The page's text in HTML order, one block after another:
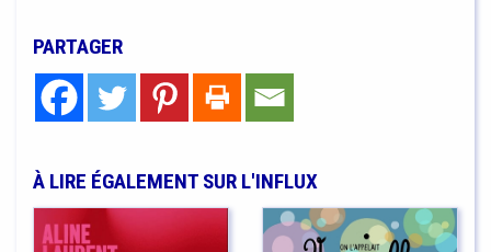
PARTAGER
À LIRE ÉGALEMENT SUR L'INFLUX